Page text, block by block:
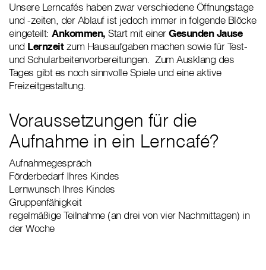
Unsere Lerncafés haben zwar verschiedene Öffnungstage
und -zeiten, der Ablauf ist jedoch immer in folgende Blöcke
eingeteilt: Ankommen, Start mit einerGesunden Jause
und Lernzeitzum Hausaufgaben machen sowie für Test-
und Schularbeitenvorbereitungen. Zum Ausklang des
Tages gibt es noch sinnvolle Spiele und eine aktive
Freizeitgestaltung.
Voraussetzungen für die
Aufnahme in ein Lerncafé?
Aufnahmegespräch
Förderbedarf Ihres Kindes
Lernwunsch Ihres Kindes
Gruppenfähigkeit
regelmäßige Teilnahme (an drei von vier Nachmittagen) in
der Woche